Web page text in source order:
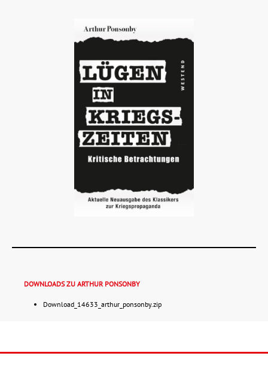
DOWNLOADS ZU ARTHUR PONSONBY
Download_14633_arthur_ponsonby.zip